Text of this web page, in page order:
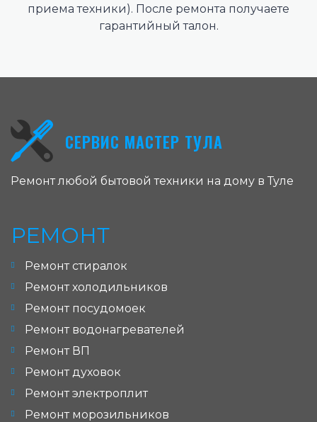
приема техники). После ремонта получаете
гарантийный талон.
СЕРВИС МАСТЕР ТУЛА
Ремонт любой бытовой техники на дому в Туле
РЕМОНТ
Ремонт стиралок
Ремонт холодильников
Ремонт посудомоек
Ремонт водонагревателей
Ремонт ВП
Ремонт духовок
Ремонт электроплит
Ремонт морозильников